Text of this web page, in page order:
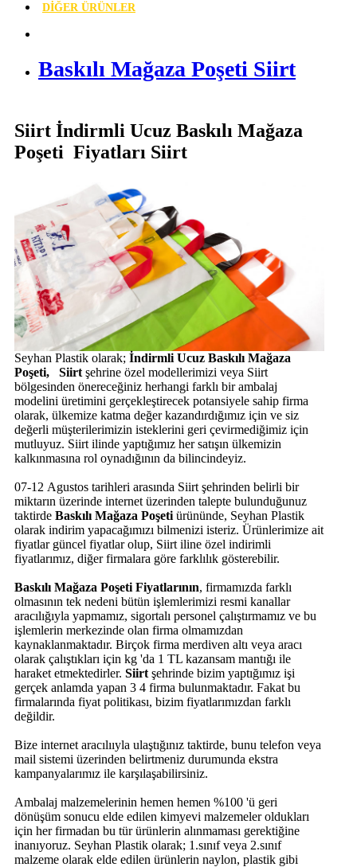
DİĞER ÜRÜNLER
Baskılı Mağaza Poşeti Siirt
Siirt İndirmli Ucuz Baskılı Mağaza
Poşeti Fiyatları Siirt
Seyhan Plastik olarak; İndirmli Ucuz Baskılı Mağaza
Poşeti, Siirt şehrine özel modellerimizi veya Siirt
bölgesinden önereceğiniz herhangi farklı bir ambalaj
modelini üretimini gerçekleştirecek potansiyele sahip firma
olarak, ülkemize katma değer kazandırdığımız için ve siz
değerli müşterilerimizin isteklerini geri çevirmediğimiz için
mutluyuz. Siirt ilinde yaptığımız her satışın ülkemizin
kalkınmasına rol oynadığının da bilincindeyiz.
07-12 Agustos tarihleri arasında Siirt şehrinden belirli bir
miktarın üzerinde internet üzerinden talepte bulunduğunuz
taktirde Baskılı Mağaza Poşeti ürününde, Seyhan Plastik
olarak indirim yapacağımızı bilmenizi isteriz. Ürünlerimize ait
fiyatlar güncel fiyatlar olup, Siirt iline özel indirimli
fiyatlarımız, diğer firmalara göre farklılık gösterebilir.
Baskılı Mağaza Poşeti Fiyatlarının, firmamızda farklı
olmasının tek nedeni bütün işlemlerimizi resmi kanallar
aracılığıyla yapmamız, sigortalı personel çalıştırmamız ve bu
işlemlerin merkezinde olan firma olmamızdan
kaynaklanmaktadır. Birçok firma merdiven altı veya aracı
olarak çalıştıkları için kg 'da 1 TL kazansam mantığı ile
haraket etmektedirler. Siirt şehrinde bizim yaptığımız işi
gerçek anlamda yapan 3 4 firma bulunmaktadır. Fakat bu
firmalarında fiyat politikası, bizim fiyatlarımızdan farklı
değildir.
Bize internet aracılııyla ulaştığınız taktirde, bunu telefon veya
mail sistemi üzerinden belirtmeniz durumunda ekstra
kampanyalarımız ile karşılaşabilirsiniz.
Ambalaj malzemelerinin hemen hemen %100 'ü geri
dönüşüm sonucu elde edilen kimyevi malzemeler oldukları
için her firmadan bu tür ürünlerin alınmaması gerektiğine
inanıyoruz. Seyhan Plastik olarak; 1.sınıf veya 2.sınıf
malzeme olarak elde edilen ürünlerin naylon, plastik gibi